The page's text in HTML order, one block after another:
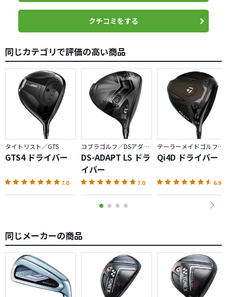
逆に、「ここはフェードで回して」とか「ドローで飛ばし
ょう。
抜群の直進性が、逆にストレスになりそうです。
シャフトはワッグルすると頼りないのですが、振ると意外
とコシが
あって、しっかりしてます。ＨＳ４５くらまでは、Ｒでも充
あと、思ったよりスピンが少ないので、弾道が低い人は要
注意です。
ロフト選びは慎重に。
良かった点
・ヘッド・シャフトが軽くなったのでインパクト時にフェ
ースがしっかり戻ってきてくれて直進性の高いボールが打
・シャフトはＳだが少し柔らかめのためインパクト時にし
っかりしなってボールを捕まえてくれる感じが高い
・スイートエリアが広いのでミスに強い
・値段が非常に安いが価格以上の性能をだしてくれいる
悪い点
・弾き感はなくどちらかというと粘っこい（好みの差はあ
るかも）
・ヨネックスなので遼君の影響？とミーハー扱いされる
・レベルアップした時に物足りなさを感じるかもしれない
ロフトは９.５度をチョイスしましたがけっこう高くあがる
ので１０.５度にしなくて良かったと思います。
先日スタジオアリスが開催された花屋敷で新ドライバーを
デビューさせましたがほとんどＦＷを捉えてくれました。
安価なクラブなので飛びには正直期待しておりませんでし
たが有村智恵選手の飛距離を度々オーバードライブしてい
たので大満足です。
クチコミをする
同じカテゴリで評価の高い商品
タイトリスト／GTS
GTS4 ドライバー
7.0
コブラゴルフ／DSアダプト
DS-ADAPT LS ドラ
イバー
7.0
テーラーメイドゴルフ／Qi4D
Qi4D ドライバー
6.9
同じメーカーの商品